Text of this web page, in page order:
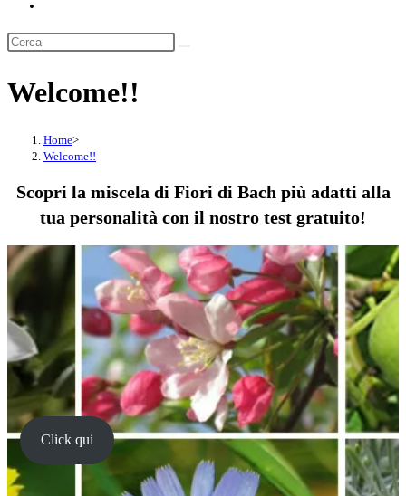
ricerca
sito
Welcome!!
Home>
Welcome!!
Scopri la miscela di Fiori di Bach più adatti alla
tua personalità con il nostro test gratuito!
Click qui